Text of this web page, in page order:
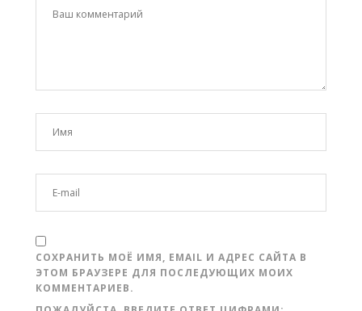
СОХРАНИТЬ МОЁ ИМЯ, EMAIL И АДРЕС САЙТА В
ЭТОМ БРАУЗЕРЕ ДЛЯ ПОСЛЕДУЮЩИХ МОИХ
КОММЕНТАРИЕВ.